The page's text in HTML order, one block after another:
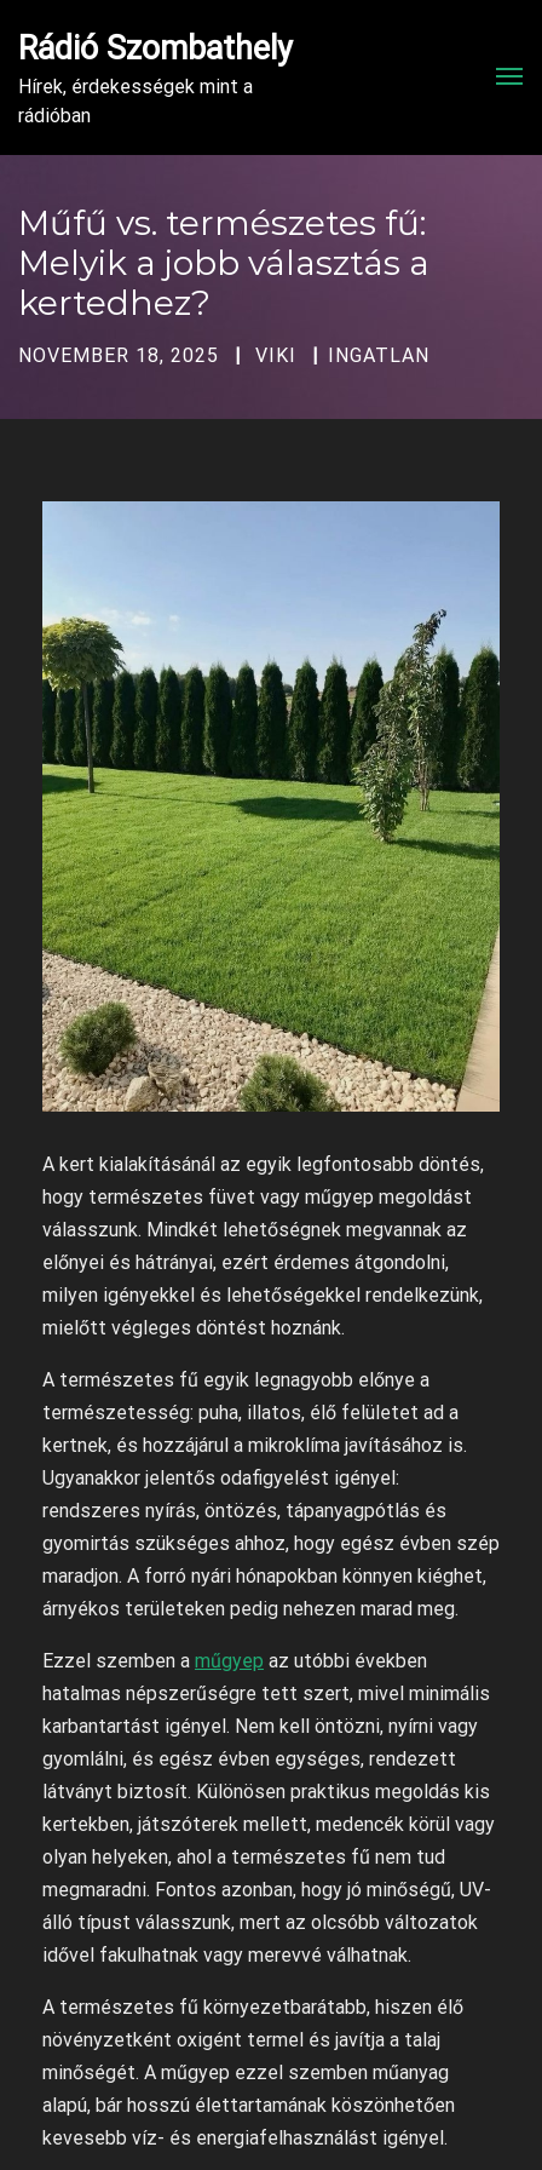
Rádió Szombathely
Hírek, érdekességek mint a
rádióban
Műfű vs. természetes fű:
Melyik a jobb választás a
kertedhez?
NOVEMBER 18, 2025 VIKI INGATLAN
A kert kialakításánál az egyik legfontosabb döntés,
hogy természetes füvet vagy műgyep megoldást
válasszunk. Mindkét lehetőségnek megvannak az
előnyei és hátrányai, ezért érdemes átgondolni,
milyen igényekkel és lehetőségekkel rendelkezünk,
mielőtt végleges döntést hoznánk.
A természetes fű egyik legnagyobb előnye a
természetesség: puha, illatos, élő felületet ad a
kertnek, és hozzájárul a mikroklíma javításához is.
Ugyanakkor jelentős odafigyelést igényel:
rendszeres nyírás, öntözés, tápanyagpótlás és
gyomirtás szükséges ahhoz, hogy egész évben szép
maradjon. A forró nyári hónapokban könnyen kiéghet,
árnyékos területeken pedig nehezen marad meg.
Ezzel szemben a műgyep az utóbbi években
hatalmas népszerűségre tett szert, mivel minimális
karbantartást igényel. Nem kell öntözni, nyírni vagy
gyomlálni, és egész évben egységes, rendezett
látványt biztosít. Különösen praktikus megoldás kis
kertekben, játszóterek mellett, medencék körül vagy
olyan helyeken, ahol a természetes fű nem tud
megmaradni. Fontos azonban, hogy jó minőségű, UV-
álló típust válasszunk, mert az olcsóbb változatok
idővel fakulhatnak vagy merevvé válhatnak.
A természetes fű környezetbarátabb, hiszen élő
növényzetként oxigént termel és javítja a talaj
minőségét. A műgyep ezzel szemben műanyag
alapú, bár hosszú élettartamának köszönhetően
kevesebb víz- és energiafelhasználást igényel.